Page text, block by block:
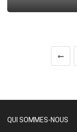
QUI SOMMES-NOUS